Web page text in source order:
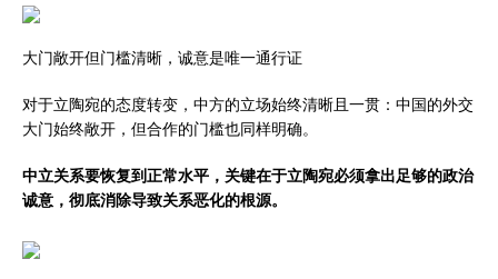
大门敞开但门槛清晰，诚意是唯一通行证
对于立陶宛的态度转变，中方的立场始终清晰且一贯：中国的外交
大门始终敞开，但合作的门槛也同样明确。
中立关系要恢复到正常水平，关键在于立陶宛必须拿出足够的政治
诚意，彻底消除导致关系恶化的根源。